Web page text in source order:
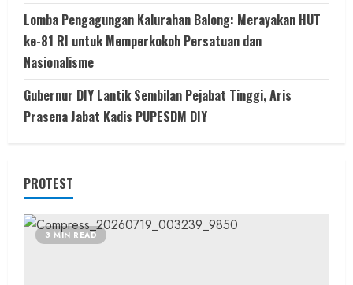
Lomba Pengagungan Kalurahan Balong: Merayakan HUT
ke-81 RI untuk Memperkokoh Persatuan dan
Nasionalisme
Gubernur DIY Lantik Sembilan Pejabat Tinggi, Aris
Prasena Jabat Kadis PUPESDM DIY
PROTEST
3 MIN READ